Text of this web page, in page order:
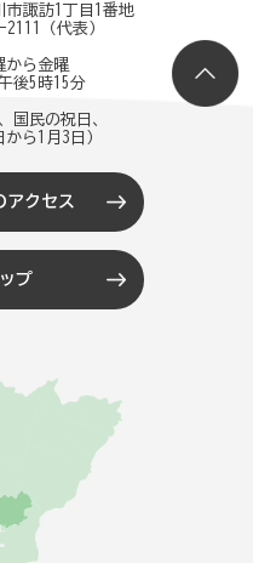
諏訪1丁目1番地
（代表）
から金曜
後5時15分
国民の祝日、
ら1月3日）
アクセス
プ